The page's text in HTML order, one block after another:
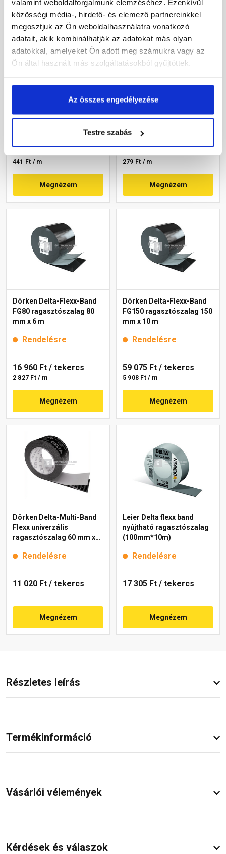
valamint weboldalforgalmunk elemzéséhez. Ezenkívül
közösségi média-, hirdető- és elemező partnereinkkel
megosztjuk az Ön weboldalhasználatra vonatkozó
adatait, akik kombinálhatják az adatokat más olyan
adatokkal, amelyeket Ön adott meg számukra vagy az
Ön által használt más szolgáltatásokból gyűjtöttek.
Az összes engedélyezése
Testre szabás
Klöber Permo Flecto
ragasztószalag 60 mm x
441 Ft / m
Megnézem
Tondach univerzális
ragasztószalag 25 m
279 Ft / m
Megnézem
Dörken Delta-Flexx-Band
FG80 ragasztószalag 80
mm x 6 m
Rendelésre
16 960 Ft / tekercs
2 827 Ft / m
Megnézem
Dörken Delta-Flexx-Band
FG150 ragasztószalag 150
mm x 10 m
Rendelésre
59 075 Ft / tekercs
5 908 Ft / m
Megnézem
Dörken Delta-Multi-Band
Flexx univerzális
ragasztószalag 60 mm x
Rendelésre
11 020 Ft / tekercs
Megnézem
Leier Delta flexx band
nyújtható ragasztószalag
(100mm*10m)
Rendelésre
17 305 Ft / tekercs
Megnézem
Részletes leírás
Termékinformáció
Vásárlói vélemények
Kérdések és válaszok